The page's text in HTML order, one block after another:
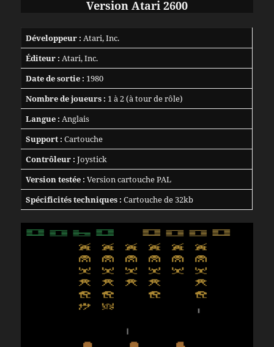
Version Atari 2600
Développeur : Atari, Inc.
Éditeur : Atari, Inc.
Date de sortie : 1980
Nombre de joueurs : 1 à 2 (à tour de rôle)
Langue : Anglais
Support : Cartouche
Contrôleur : Joystick
Version testée : Version cartouche PAL
Spécificités techniques : Cartouche de 32kb